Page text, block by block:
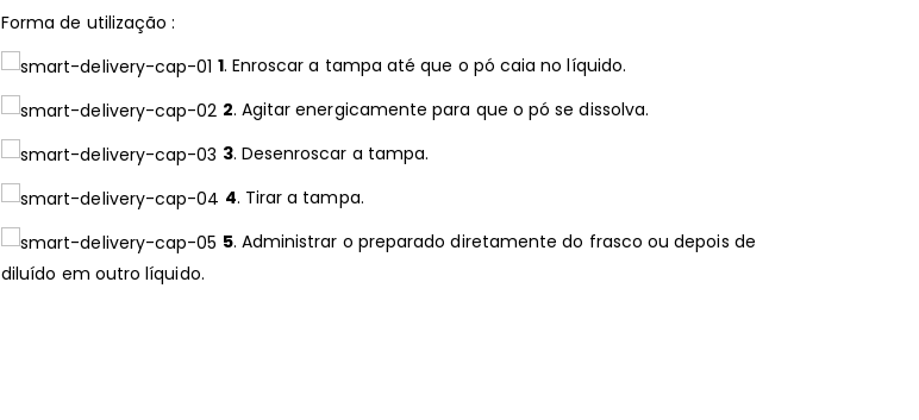
Forma de utilização :
1. Enroscar a tampa até que o pó caia no líquido.
2. Agitar energicamente para que o pó se dissolva.
3. Desenroscar a tampa.
4. Tirar a tampa.
5. Administrar o preparado diretamente do frasco ou depois de
diluído em outro líquido.